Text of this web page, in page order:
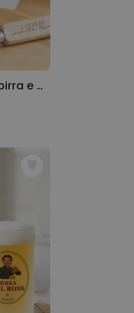
Set regalo boccale da birra e apribottiglie